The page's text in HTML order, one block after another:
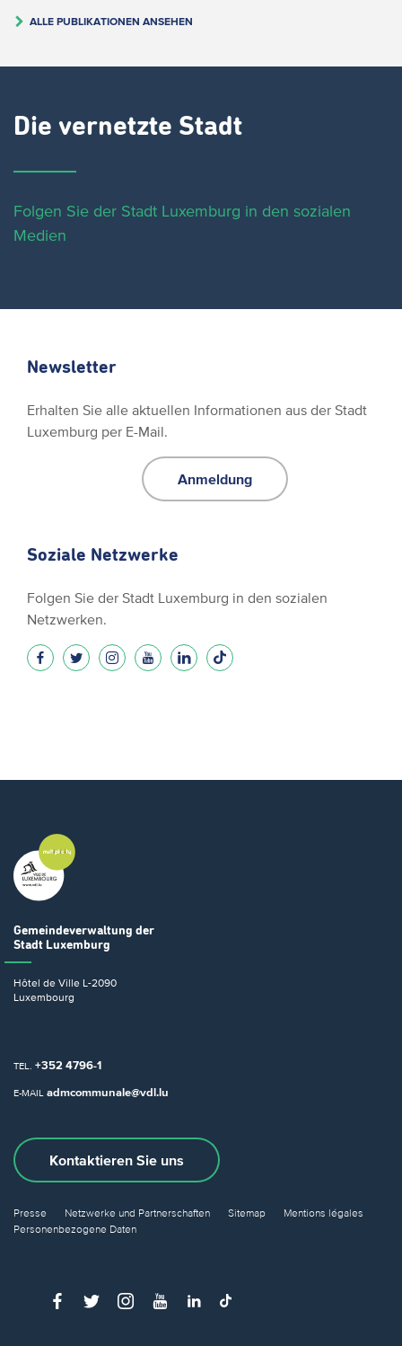
ALLE PUBLIKATIONEN ANSEHEN
Die vernetzte Stadt
Folgen Sie der Stadt Luxemburg in den sozialen
Medien
Newsletter
Erhalten Sie alle aktuellen Informationen aus der Stadt
Luxemburg per E-Mail.
Anmeldung
Soziale Netzwerke
Folgen Sie der Stadt Luxemburg in den sozialen
Netzwerken.
Gemeindeverwaltung der
Stadt Luxemburg
Hôtel de Ville L-2090
Luxembourg
TEL. +352 4796-1
E-MAIL admcommunale@vdl.lu
Kontaktieren Sie uns
Presse Netzwerke und Partnerschaften Sitemap
Mentions légales
Personenbezogene Daten